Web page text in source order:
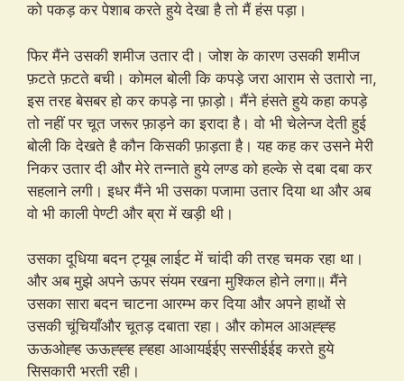
को पकड़ कर पेशाब करते हुये देखा है तो मैं हंस पड़ा।
फिर मैंने उसकी शमीज उतार दी। जोश के कारण उसकी शमीज
फ़टते फ़टते बची। कोमल बोली कि कपड़े जरा आराम से उतारो ना,
इस तरह बेसबर हो कर कपड़े ना फ़ाड़ो। मैंने हंसते हुये कहा कपड़े
तो नहीं पर चूत जरूर फ़ाड़ने का इरादा है। वो भी चेलेन्ज देती हुई
बोली कि देखते है कौन किसकी फ़ाड़ता है। यह कह कर उसने मेरी
निकर उतार दी और मेरे तन्नाते हुये लण्ड को हल्के से दबा दबा कर
सहलाने लगी। इधर मैंने भी उसका पजामा उतार दिया था और अब
वो भी काली पेण्टी और ब्रा में खड़ी थी।
उसका दूधिया बदन ट्यूब लाईट में चांदी की तरह चमक रहा था।
और अब मुझे अपने ऊपर संयम रखना मुश्किल होने लगा॥ मैंने
उसका सारा बदन चाटना आरम्भ कर दिया और अपने हाथों से
उसकी चूंचियाँऔर चूतड़ दबाता रहा। और कोमल आअह्ह्ह
ऊऊओह्ह ऊऊह्ह्ह ह्हहा आआयईईए सस्सीईईइ करते हुये
सिसकारी भरती रही।